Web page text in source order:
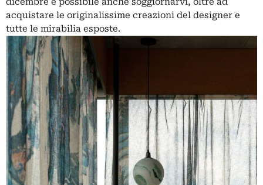
acquistare le originalissime creazioni del designer e
tutte le mirabilia esposte.